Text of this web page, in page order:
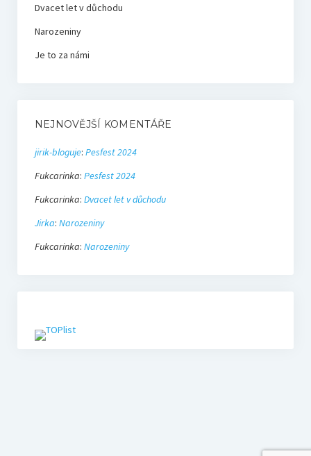
Dvacet let v důchodu
Narozeniny
Je to za námi
NEJNOVĚJŠÍ KOMENTÁŘE
jirik-bloguje: Pesfest 2024
Fukcarinka: Pesfest 2024
Fukcarinka: Dvacet let v důchodu
Jirka: Narozeniny
Fukcarinka: Narozeniny